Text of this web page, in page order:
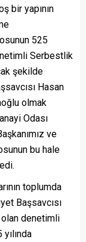
bir yapının
525
Serbestlik
şekilde
Hasan
olmak
Odası
ve
bu hale
toplumda
Başsavcısı
olan denetimli